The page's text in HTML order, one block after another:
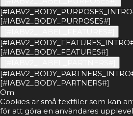
[#IABV2_BODY_PURPOSES#]
[#IABV2_BODY_FEATURES#]
[#IABV2_BODY_PARTNERS#]
Om
Cookies är små textfiler som kan
för att göra en användares